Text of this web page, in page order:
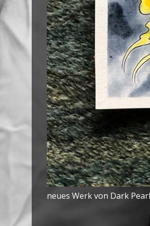
neues Werk von Dark